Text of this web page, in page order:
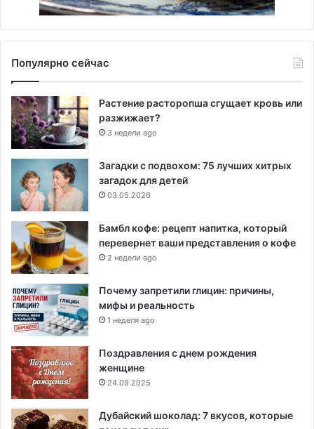
Популярно сейчас
Растение расторопша сгущает кровь или
разжижает?
3 недели ago
Загадки с подвохом: 75 лучших хитрых
загадок для детей
03.05.2026
Бамбл кофе: рецепт напитка, который
перевернет ваши представления о кофе
2 недели ago
Почему запретили глицин: причины,
мифы и реальность
1 неделя ago
Поздравления с днем рождения
женщине
24.09.2025
Дубайский шоколад: 7 вкусов, которые